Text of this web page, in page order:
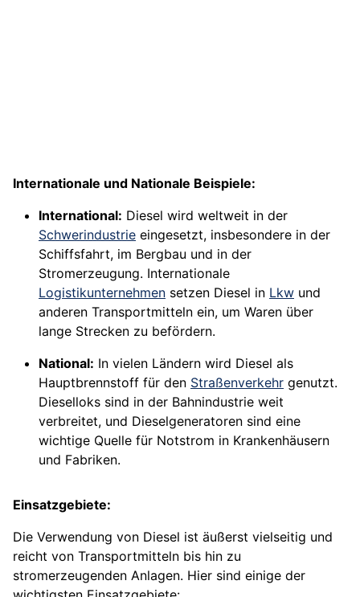
Internationale und Nationale Beispiele:
International: Diesel wird weltweit in der
Schwerindustrie eingesetzt, insbesondere in der
Schiffsfahrt, im Bergbau und in der
Stromerzeugung. Internationale
Logistikunternehmen setzen Diesel in Lkw und
anderen Transportmitteln ein, um Waren über
lange Strecken zu befördern.
National: In vielen Ländern wird Diesel als
Hauptbrennstoff für den Straßenverkehr genutzt.
Dieselloks sind in der Bahnindustrie weit
verbreitet, und Dieselgeneratoren sind eine
wichtige Quelle für Notstrom in Krankenhäusern
und Fabriken.
Einsatzgebiete:
Die Verwendung von Diesel ist äußerst vielseitig und
reicht von Transportmitteln bis hin zu
stromerzeugenden Anlagen. Hier sind einige der